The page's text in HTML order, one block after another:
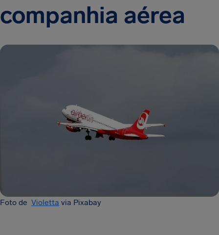
companhia aérea
Foto de Violetta via Pixabay